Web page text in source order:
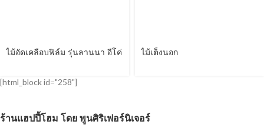
ไม้อัดเคลือบฟิล์ม รุ่นลานนา อีโค่ ไม้เต็งนอก
[html_block id="258"]
ร้านแฮปปี้โฮม โดย พูนศิริเฟอร์นิเจอร์